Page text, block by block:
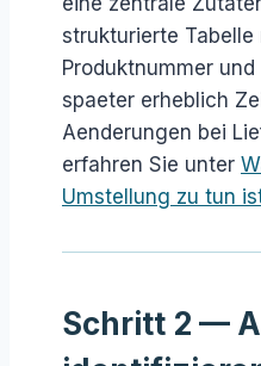
strukturierte
Produktnummer
spaeter erheblich
Aenderungen bei
erfahren Sie unter
Umstellung zu tun
Schritt 2 —